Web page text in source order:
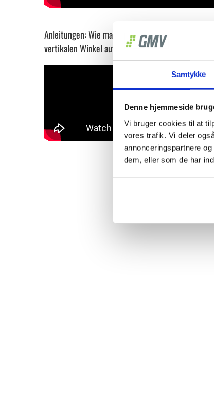
Samtykke
Denne hjemmeside
Vi bruger cookies til at
vores trafik. Vi deler
annonceringspartnere
dem, eller som de har
Anleitungen: Wie man mit MAC Control einen
vertikalen Winkel auf der Vorderseite beibehält